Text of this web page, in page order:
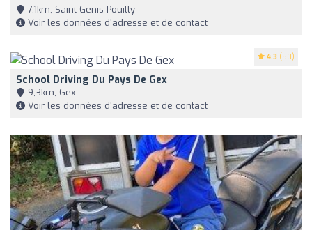
7,1km, Saint-Genis-Pouilly
Voir les données d'adresse et de contact
4.3 (50)
School Driving Du Pays De Gex
9,3km, Gex
Voir les données d'adresse et de contact